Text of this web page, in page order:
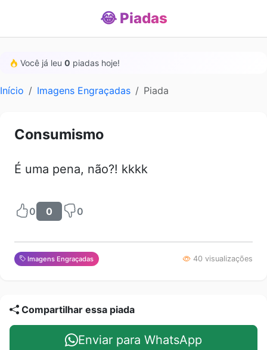
😂 Piadas
Você já leu 0 piadas hoje!
Início Imagens Engraçadas Piada
Consumismo
É uma pena, não?! kkkk
0 0 0
Imagens Engraçadas 40 visualizações
Compartilhar essa piada
Enviar para WhatsApp